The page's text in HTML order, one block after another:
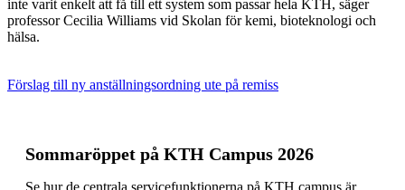
inte varit enkelt att få till ett system som passar hela KTH, säger
professor Cecilia Williams vid Skolan för kemi, bioteknologi och
hälsa.
Förslag till ny anställningsordning ute på remiss
Sommaröppet på KTH Campus 2026
Se hur de centrala servicefunktionerna på KTH campus är